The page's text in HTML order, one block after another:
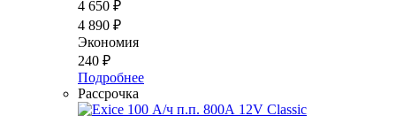
4 650 ₽
4 890 ₽
Экономия
240 ₽
Подробнее
Рассрочка